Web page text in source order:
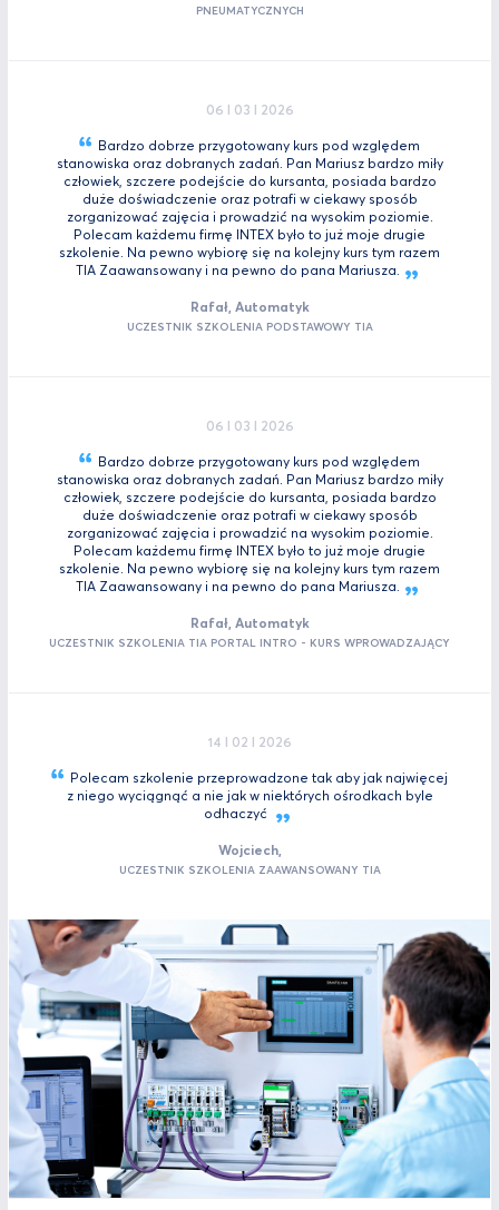
PNEUMATYCZNYCH
06 I 03 I 2026
Bardzo dobrze przygotowany kurs pod względem
stanowiska oraz dobranych zadań. Pan Mariusz bardzo miły
człowiek, szczere podejście do kursanta, posiada bardzo
duże doświadczenie oraz potrafi w ciekawy sposób
zorganizować zajęcia i prowadzić na wysokim poziomie.
Polecam każdemu firmę INTEX było to już moje drugie
szkolenie. Na pewno wybiorę się na kolejny kurs tym razem
TIA Zaawansowany i na pewno do pana Mariusza.
Rafał, Automatyk
UCZESTNIK SZKOLENIA PODSTAWOWY TIA
06 I 03 I 2026
Bardzo dobrze przygotowany kurs pod względem
stanowiska oraz dobranych zadań. Pan Mariusz bardzo miły
człowiek, szczere podejście do kursanta, posiada bardzo
duże doświadczenie oraz potrafi w ciekawy sposób
zorganizować zajęcia i prowadzić na wysokim poziomie.
Polecam każdemu firmę INTEX było to już moje drugie
szkolenie. Na pewno wybiorę się na kolejny kurs tym razem
TIA Zaawansowany i na pewno do pana Mariusza.
Rafał, Automatyk
UCZESTNIK SZKOLENIA TIA PORTAL INTRO - KURS WPROWADZAJĄCY
14 I 02 I 2026
Polecam szkolenie przeprowadzone tak aby jak najwięcej
z niego wyciągnąć a nie jak w niektórych ośrodkach byle
odhaczyć
Wojciech,
UCZESTNIK SZKOLENIA ZAAWANSOWANY TIA